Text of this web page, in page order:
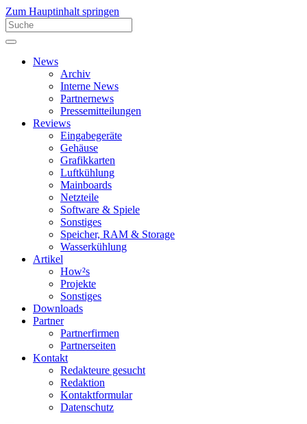
Zum Hauptinhalt springen
News
Archiv
Interne News
Partnernews
Pressemitteilungen
Reviews
Eingabegeräte
Gehäuse
Grafikkarten
Luftkühlung
Mainboards
Netzteile
Software & Spiele
Sonstiges
Speicher, RAM & Storage
Wasserkühlung
Artikel
How²s
Projekte
Sonstiges
Downloads
Partner
Partnerfirmen
Partnerseiten
Kontakt
Redakteure gesucht
Redaktion
Kontaktformular
Datenschutz